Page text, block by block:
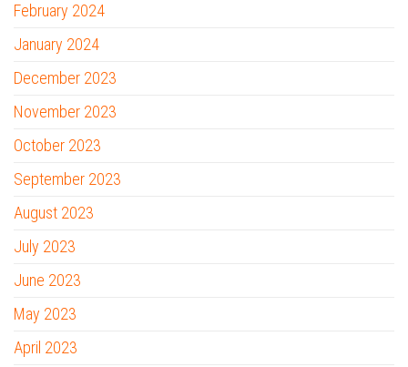
February 2024
January 2024
December 2023
November 2023
October 2023
September 2023
August 2023
July 2023
June 2023
May 2023
April 2023